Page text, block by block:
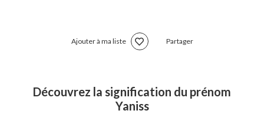
Ajouter à ma liste Partager
Découvrez la signification du prénom
Yaniss